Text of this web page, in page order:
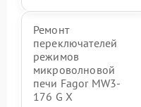
Ремонт
переключателей
режимов
микроволновой
печи Fagor MW3-
176 G X